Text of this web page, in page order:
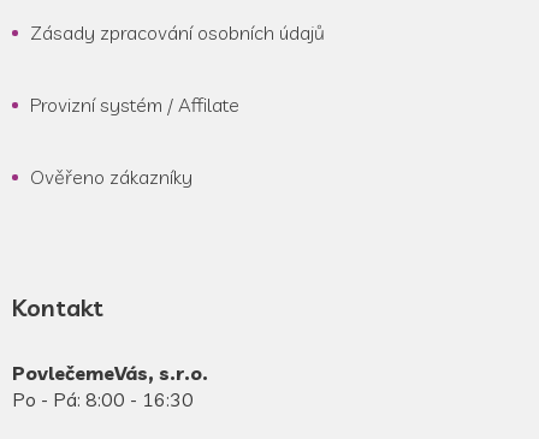
Zásady zpracování osobních údajů
Provizní systém / Affilate
Ověřeno zákazníky
Kontakt
PovlečemeVás, s.r.o.
Po - Pá: 8:00 - 16:30